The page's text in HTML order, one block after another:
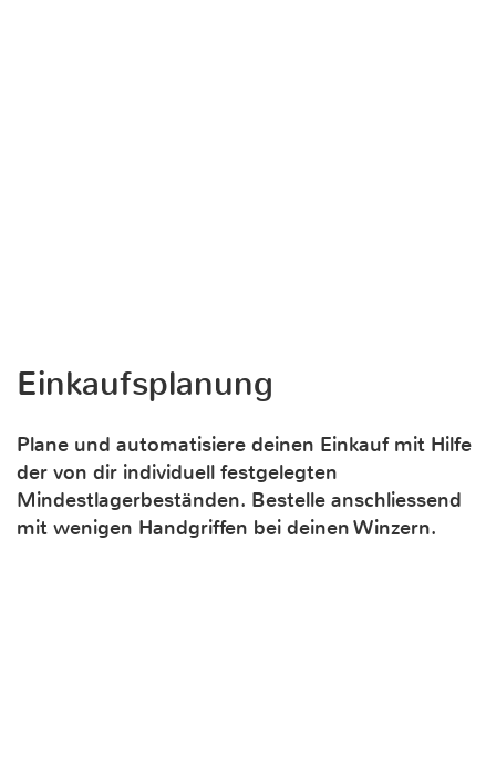
Einkaufsplanung
Plane und automatisiere deinen Einkauf mit Hilfe
der von dir individuell festgelegten
Mindestlagerbeständen. Bestelle anschliessend
mit wenigen Handgriffen bei deinen Winzern.